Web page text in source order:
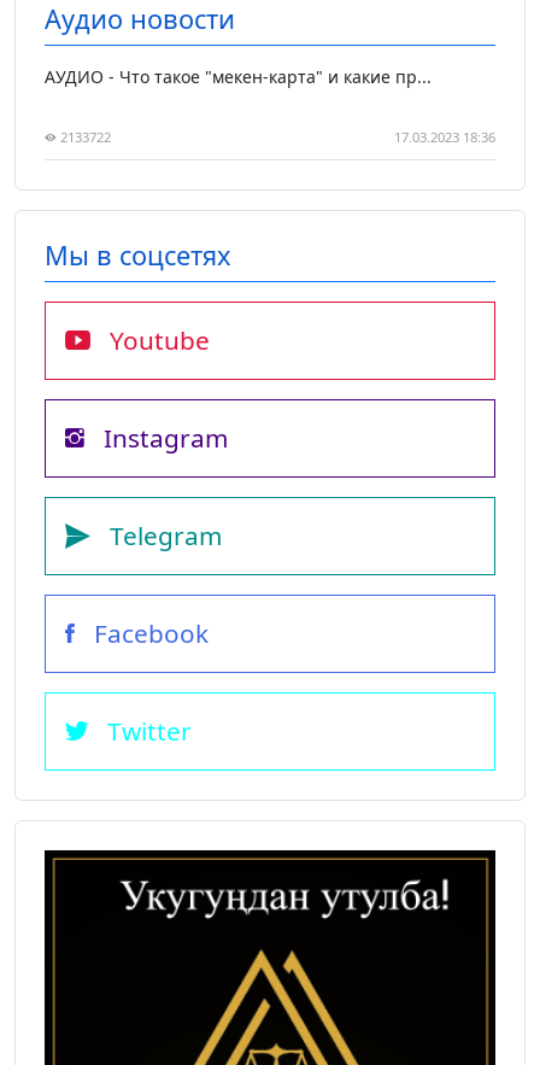
Аудио новости
АУДИО - Что такое "мекен-карта" и какие пр...
2133722 17.03.2023 18:36
Мы в соцсетях
Youtube
Instagram
Telegram
Facebook
Twitter